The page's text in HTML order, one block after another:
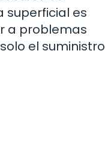
superficial es
a problemas
el suministro